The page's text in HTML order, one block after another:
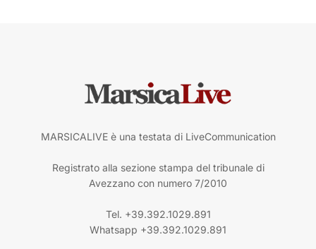
MARSICALIVE è una testata di LiveCommunication
Registrato alla sezione stampa del tribunale di
Avezzano con numero 7/2010
Tel. +39.392.1029.891
Whatsapp +39.392.1029.891